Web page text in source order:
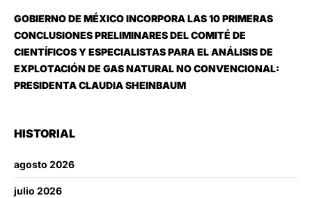
GOBIERNO DE MÉXICO INCORPORA LAS 10 PRIMERAS
CONCLUSIONES PRELIMINARES DEL COMITÉ DE
CIENTÍFICOS Y ESPECIALISTAS PARA EL ANÁLISIS DE
EXPLOTACIÓN DE GAS NATURAL NO CONVENCIONAL:
PRESIDENTA CLAUDIA SHEINBAUM
HISTORIAL
agosto 2026
julio 2026